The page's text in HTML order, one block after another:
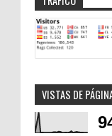
VISTAS DE